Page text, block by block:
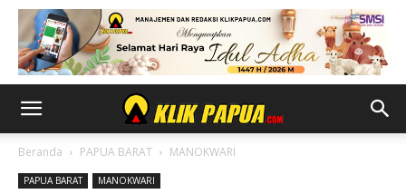
Beranda PAPUA BARAT MANOKWARI
PAPUA BARAT MANOKWARI